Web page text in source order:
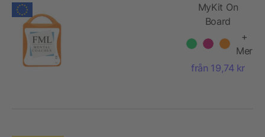
MyKit On
Board
+
Mer
från 19,74 kr